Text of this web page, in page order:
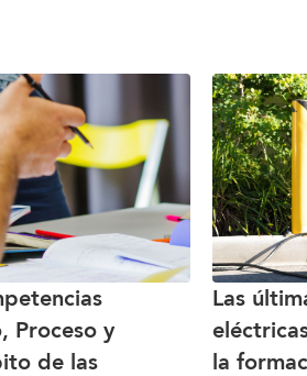
Proceso y
de las
Las
la